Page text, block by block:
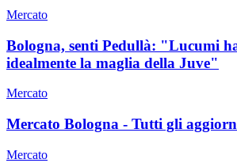
Mercato
Bologna, senti Pedullà: "Lucumi
idealmente la maglia della Juve"
Mercato
Mercato Bologna - Tutti gli
Mercato